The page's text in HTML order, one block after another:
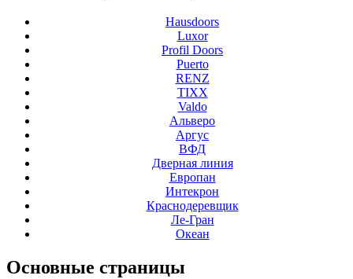
Hausdoors
Luxor
Profil Doors
Puerto
RENZ
TIXX
Valdo
Альверо
Аргус
ВФД
Дверная линия
Европан
Интекрон
Краснодеревщик
Ле-Гран
Океан
Основные страницы